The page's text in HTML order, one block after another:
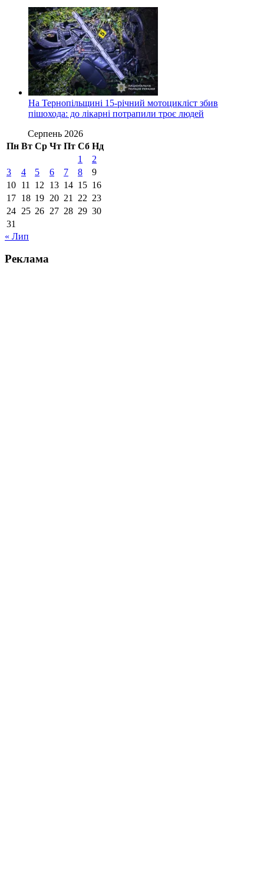
На Тернопільщині 15-річний мотоцикліст збив
пішохода: до лікарні потрапили троє людей
Серпень 2026
Пн Вт Ср Чт Пт Сб Нд
1
2
3
4 5 6 7 8
9
10 11 12 13 14 15 16
17 18 19 20 21 22 23
24 25 26 27 28 29 30
31
« Лип
Реклама